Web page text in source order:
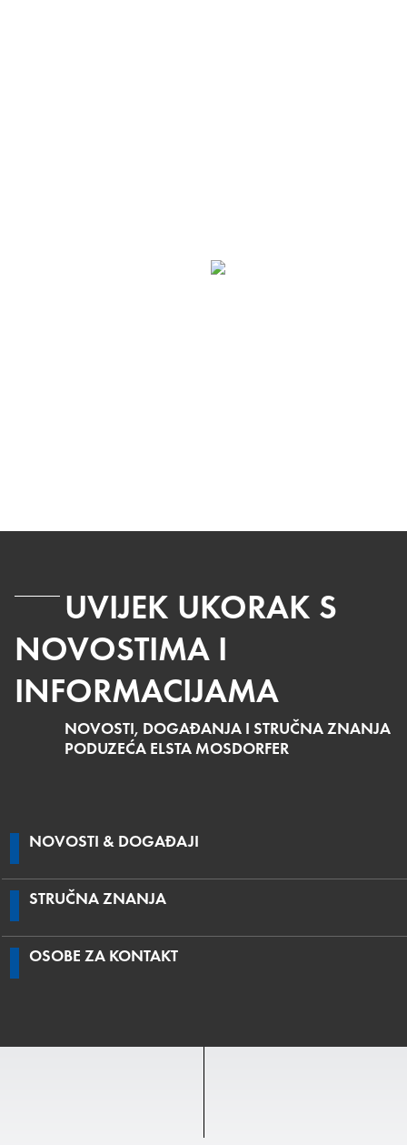
UVIJEK UKORAK S
NOVOSTIMA I
INFORMACIJAMA
NOVOSTI, DOGAĐANJA I STRUČNA ZNANJA
PODUZEĆA ELSTA MOSDORFER
NOVOSTI & DOGAĐAJI
STRUČNA ZNANJA
OSOBE ZA KONTAKT